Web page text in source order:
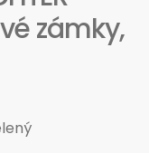
zámky,